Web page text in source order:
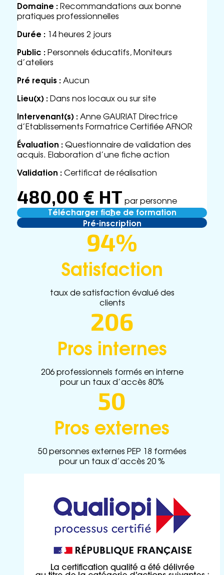
Domaine :Recommandations aux bonne
pratiques professionnelles
Durée : 14 heures 2 jours
Public :Personnels éducatifs, Moniteurs
d’ateliers
Pré requis :Aucun
Lieu(x) :Dans nos locaux ou sur site
Intervenant(s) :Anne GAURIAT Directrice
d’Etablissements Formatrice Certifiée AFNOR
Évaluation :Questionnaire de validation des
acquis. Elaboration d’une fiche action
Validation :Certificat de réalisation
480,00 € HT par personne
Télécharger fiche de formation
Pré-inscription
94%
Satisfaction
taux de satisfaction évalué des
clients
206
Pros internes
206 professionnels formés en interne
pour un taux d’accès 80%
50
Pros externes
50 personnes externes PEP 18 formées
pour un taux d’accès 20 %